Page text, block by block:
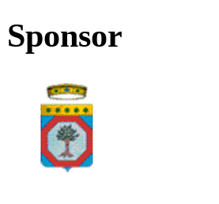
Sponsor